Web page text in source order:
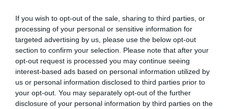
If you wish to opt-out of the sale, sharing to third parties, or
processing of your personal or sensitive information for
targeted advertising by us, please use the below opt-out
section to confirm your selection. Please note that after your
opt-out request is processed you may continue seeing
interest-based ads based on personal information utilized by
us or personal information disclosed to third parties prior to
your opt-out. You may separately opt-out of the further
disclosure of your personal information by third parties on the